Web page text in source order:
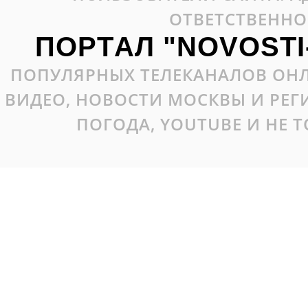
ПОРТАЛ
ПОПУЛЯРНЫХ ТЕЛЕКАНАЛОВ
ВИДЕО, НОВОСТИ МОСКВЫ И
ПОГОДА, YOUTUBE И